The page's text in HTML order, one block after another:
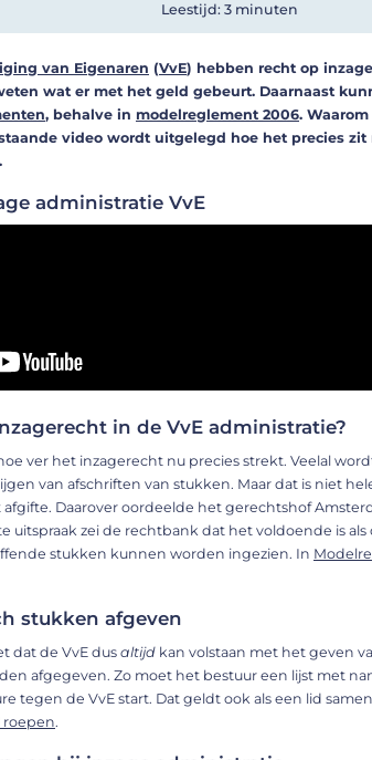
Leestijd: 3 minuten
van Eigenaren (VvE) hebben recht op
wat er met het geld gebeurt. Daarnaast
, behalve in modelreglement 2006.
video wordt uitgelegd hoe het precies
administratie VvE
in de VvE administratie?
ver het inzagerecht nu precies strekt. Veelal
van afschriften van stukken. Maar dat is niet
afgifte. Daarover oordeelde het gerechtshof
uitspraak zei de rechtbank dat het voldoende is
stukken kunnen worden ingezien. In
stukken afgeven
dat de VvE dus altijd kan volstaan met het geven
afgegeven. Zo moet het bestuur een lijst met
tegen de VvE start. Dat geldt ook als een lid
roepen.